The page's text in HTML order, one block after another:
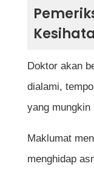
Doktor akan
dialami,
yang mungkin
Maklumat
menghidap